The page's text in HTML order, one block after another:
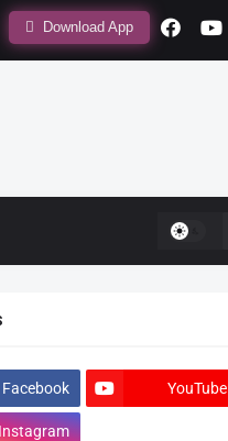
Download App
Facebook YouTube